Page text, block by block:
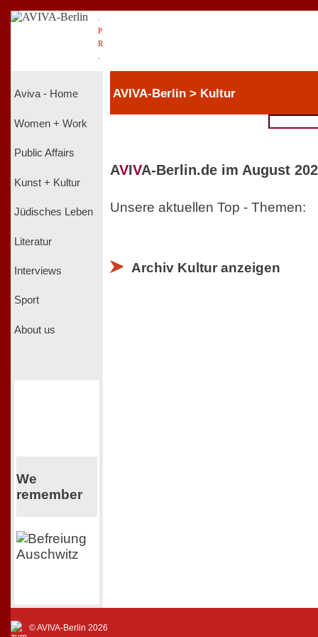
P
R
Aviva - Home
Women + Work
Public Affairs
Kunst + Kultur
Jüdisches Leben
Literatur
Interviews
Sport
About us
We
remember
AVIVA-Berlin > Kultur
AVIVA-Berlin.de im August
Unsere aktuellen Top - Themen:
Archiv Kultur anzeigen
© AVIVA-Berlin 2026